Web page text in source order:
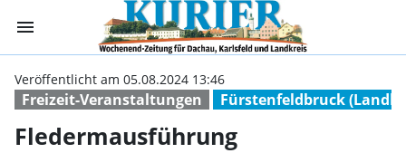
menu
Freizeit-Veranstaltungen Fürstenfeldbruck
Veröffentlicht am 05.08.2024 13:46
Fledermausführung